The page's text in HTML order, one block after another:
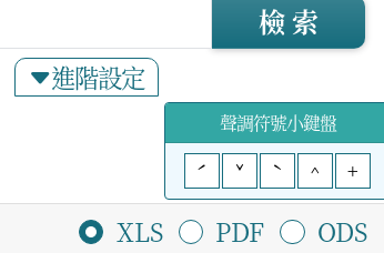
進階設定
檢 索
聲調符號小鍵盤
ˊ
ˇ ˋ ^ +
XLS PDF ODS